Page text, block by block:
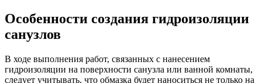
Особенности создания гидроизоляции
санузлов
В ходе выполнения работ, связанных с нанесением
гидроизоляции на поверхности санузла или ванной комнаты,
следует учитывать, что обмазка будет наноситься не только на